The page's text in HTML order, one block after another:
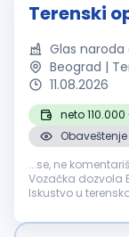
Terenski
Glas naroda
Beograd |
11.08.2026
neto
...se, ne
Vozačka dozvola B
Iskustvo u
sa